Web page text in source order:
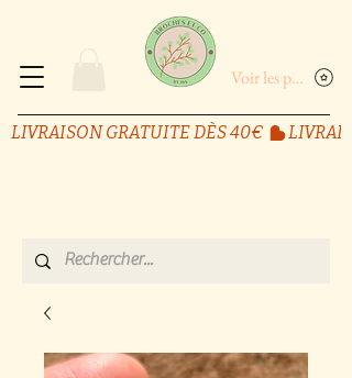
LIVRAISON GRATUITE DÈS 40€
Voir les points